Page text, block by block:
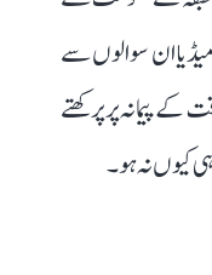
ان سوالوں سے
پیمانہ پر پرکھتے
کیوں نہ ہو۔